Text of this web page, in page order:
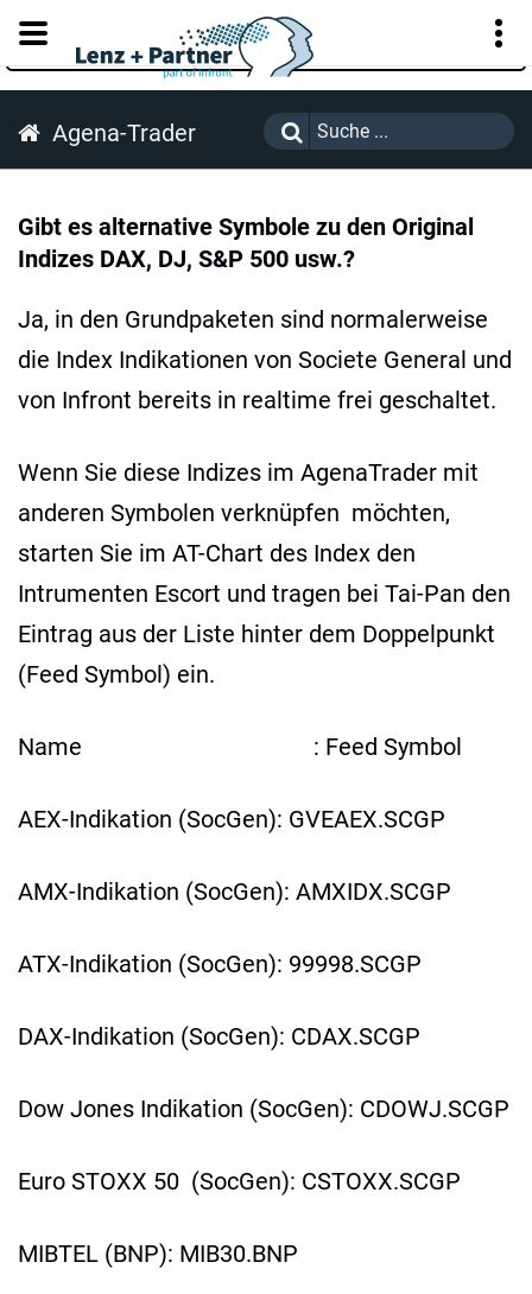
KUNDENPORTAL
Agena-Trader
Gibt es alternative Symbole zu den Original
Indizes DAX, DJ, S&P 500 usw.?
Ja, in den Grundpaketen sind normalerweise
die Index Indikationen von Societe General und
von Infront bereits in realtime frei geschaltet.
Wenn Sie diese Indizes im AgenaTrader mit
anderen Symbolen verknüpfen möchten,
starten Sie im AT-Chart des Index den
Intrumenten Escort und tragen bei Tai-Pan den
Eintrag aus der Liste hinter dem Doppelpunkt
(Feed Symbol) ein.
Name : Feed Symbol
AEX-Indikation (SocGen): GVEAEX.SCGP
AMX-Indikation (SocGen): AMXIDX.SCGP
ATX-Indikation (SocGen): 99998.SCGP
DAX-Indikation (SocGen): CDAX.SCGP
Dow Jones Indikation (SocGen): CDOWJ.SCGP
Euro STOXX 50 (SocGen): CSTOXX.SCGP
MIBTEL (BNP): MIB30.BNP